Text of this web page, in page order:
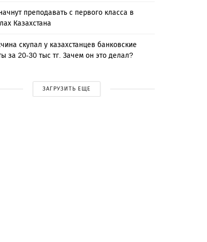
преподавать с первого класса в
Казахстана
скупал у казахстанцев банковские
за 20-30 тыс тг. Зачем он это делал?
ЗАГРУЗИТЬ ЕЩЕ